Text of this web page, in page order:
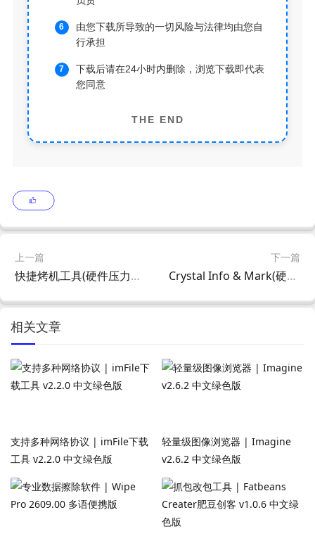
由您下载所导致的一切风险与法律均由您自
行承担
下载后请在24小时内删除，浏览下载即代表
您同意
THE END
上一篇
快捷烤机工具(硬件压力测试管理) v1.3.7 中文绿色版
下一篇
Crystal Info & Mark(硬盘检测工具) v1.0.22 多语便携版
相关文章
支持多种网络协议 | imFile下载
工具 v2.2.0 中文绿色版
轻量级图像浏览器 | Imagine
v2.6.2 中文绿色版